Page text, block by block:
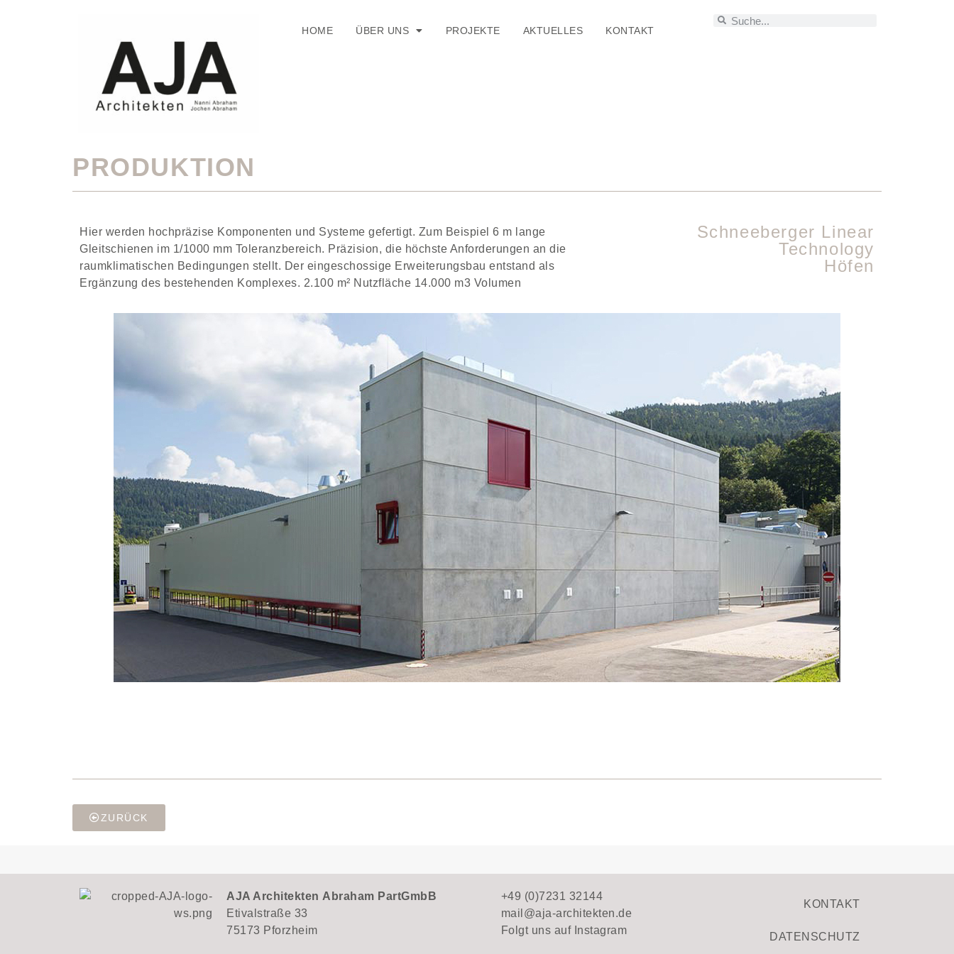
HOME ÜBER UNS PROJEKTE AKTUELLES KONTAKT
PRODUKTION
Hier werden hochpräzise Komponenten und Systeme gefertigt. Zum Beispiel 6 m lange
Gleitschienen im 1/1000 mm Toleranzbereich. Präzision, die höchste Anforderungen an die
raumklimatischen Bedingungen stellt. Der eingeschossige Erweiterungsbau entstand als
Ergänzung des bestehenden Komplexes. 2.100 m² Nutzfläche 14.000 m3 Volumen
Schneeberger Linear
Technology
Höfen
ZURÜCK
AJA Architekten Abraham PartGmbB
Etivalstraße 33
75173 Pforzheim
+49 (0)7231 32144
mail@aja-architekten.de
Folgt uns auf Instagram
KONTAKT
DATENSCHUTZ